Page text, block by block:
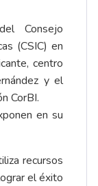
Consejo
(CSIC) en
centro
y el
CorBI.
en su
recursos
el éxito